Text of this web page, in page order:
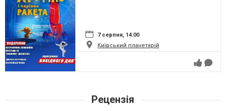
7 серпня, 14:00
Київський планетарій
Рецензія